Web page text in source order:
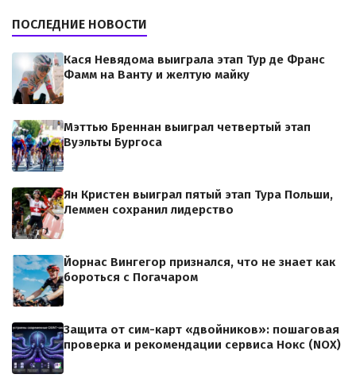
ПОСЛЕДНИЕ НОВОСТИ
Кася Невядома выиграла этап Тур де Франс
Фамм на Ванту и желтую майку
Мэттью Бреннан выиграл четвертый этап
Вуэльты Бургоса
Ян Кристен выиграл пятый этап Тура Польши,
Леммен сохранил лидерство
Йорнас Вингегор признался, что не знает как
бороться с Погачаром
Защита от сим-карт «двойников»: пошаговая
проверка и рекомендации сервиса Нокс (NOX)